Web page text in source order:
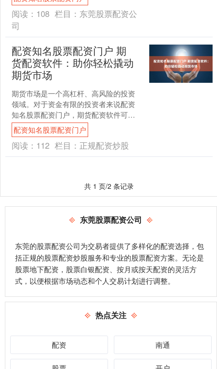
参考： 黄金是一种避险资....
阅读： 108 栏目： 东莞股票配资公
司
配资知名股票配资门户 期
货配资软件：助你轻松撬动
期货市场
期货市场是一个高杠杆、高风险的投资
领域。对于资金有限的投资者来说配资
知名股票配资门户，期货配资软件可以
成为撬动市场、放大收益的利器。 * **放
大收益：**通过....
配资知名股票配资门户
阅读： 112 栏目： 正规配资炒股
共 1 页/2 条记录
东莞股票配资公司
东莞的股票配资公司为交易者提供了多样化的配资选择，包
括正规的股票配资炒股服务和专业的股票配资方案。无论是
股票地下配资，股票白银配资、按月或按天配资的灵活方
式，以便根据市场动态和个人交易计划进行调整。
热点关注
配资 南通